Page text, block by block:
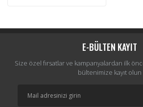
E-BÜLTEN KAYIT
Size özel fırsatlar ve kampanyalardan ilk
bültenimize kayıt olun